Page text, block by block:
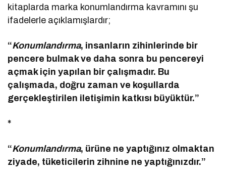
kitaplarda marka konumlandırma kavramını şu
ifadelerle açıklamışlardır;
“Konumlandırma, insanların zihinlerinde bir
pencere bulmak ve daha sonra bu pencereyi
açmak için yapılan bir çalışmadır. Bu
çalışmada, doğru zaman ve koşullarda
gerçekleştirilen iletişimin katkısı büyüktür.”
*
“Konumlandırma, ürüne ne yaptığınız olmaktan
ziyade, tüketicilerin zihnine ne yaptığınızdır.”